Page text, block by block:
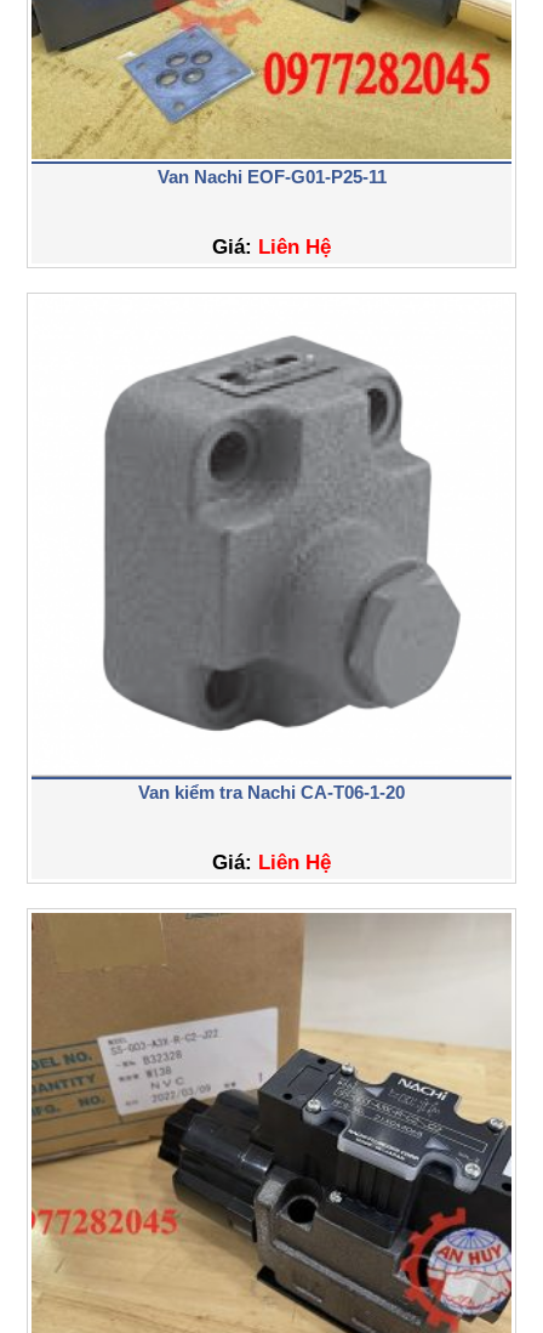
Van Nachi EOF-G01-P25-11
Giá: Liên Hệ
Van kiểm tra Nachi CA-T06-1-20
Giá: Liên Hệ